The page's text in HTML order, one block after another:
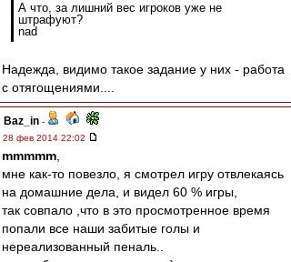
А что, за лишний вес игроков уже не
штрафуют?
nad
Надежда, видимо такое задание у них - работа
с отягощениями....
Baz_in -
28 фев 2014 22:02
mmmmm
мне как-то повезло, я смотрел игру отвлекаясь
на домашние дела, и видел 60 % игры,
так совпало ,что в это просмотренное время
попали все наши забитые голы и
нереализованный пеналь..